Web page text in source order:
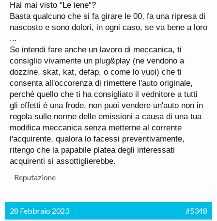
euro 5 e sti casini nn succedevano….comunque fa
un 20/25 mila anno anche lei …solo che molte
accensioni e spegnimenti giornalieri ….
Ma ragazzi ma chi volete che ingroppi chi
….consiglio verbale ,fotocopia bianca con indirizzo
….viene un ispettore butti le copie residue ….a me
scoccia il downpipe completo in in ottica di
rivendita mica per altro ….perché onestamente
andrebbe rimontato il tutto originale ….quindi paghi
per toglierlo e poi paghi per rimetterlo ….le mappe
sai ….vai col tuo dischetto e con 50 euro la riemetti
come prima …la vendi e ciao ….ma qua c’è anche
un lavoretto di meccanica sulla marmitta :-)
alla domanda ….dai fatemelo voi …mi ha detto no e
mi ha dato il foglio ….
Hai mai visto "Le iene"?
Basta qualcuno che si fa girare le 00, fa una ripresa di
nascosto e sono dolori, in ogni caso, se va bene a loro
...
Se intendi fare anche un lavoro di meccanica, ti
consiglio vivamente un plug&play (ne vendono a
dozzine, skat, kat, defap, o come lo vuoi) che ti
consenta all'occorenza di rimettere l'auto originale,
perchè quello che ti ha consigliato il vednitore a tutti
gli effetti è una frode, non puoi vendere un'auto non in
regola sulle norme delle emissioni a causa di una tua
modifica meccanica senza metterne al corrente
l'acquirente, qualora lo facessi preventivamente,
ritengo che la papabile platea degli interessati
acquirenti si assottiglierebbe.
Reputazione
28 Febbraio 2023 #5348